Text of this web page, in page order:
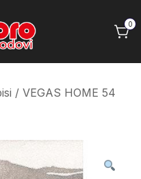
0
/ VEGAS HOME 54